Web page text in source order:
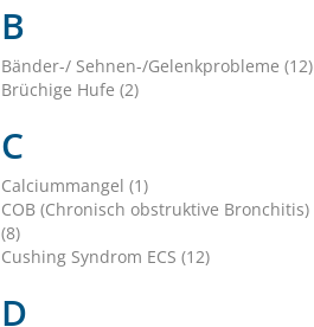
B
Bänder-/ Sehnen-/Gelenkprobleme (12)
Brüchige Hufe (2)
C
Calciummangel (1)
COB (Chronisch obstruktive Bronchitis)
(8)
Cushing Syndrom ECS (12)
D